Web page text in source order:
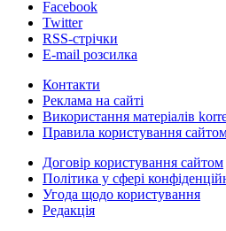
Facebook
Twitter
RSS-стрічки
E-mail розсилка
Контакти
Реклама на сайті
Використання матеріалів
Правила користування
Договір користування сайтом
Політика у сфері
Угода щодо користування
Редакція